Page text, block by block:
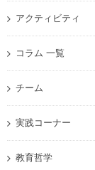
アクティビティ
コラム 一覧
チーム
実践コーナー
教育哲学